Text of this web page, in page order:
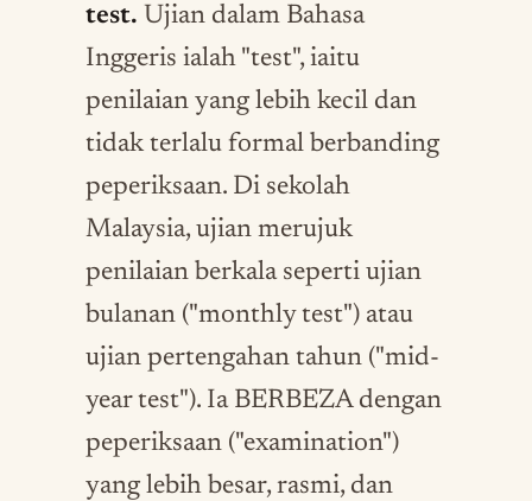
test. Ujian dalam Bahasa
Inggeris ialah "test", iaitu
penilaian yang lebih kecil dan
tidak terlalu formal berbanding
peperiksaan. Di sekolah
Malaysia, ujian merujuk
penilaian berkala seperti ujian
bulanan ("monthly test") atau
ujian pertengahan tahun ("mid-
year test"). Ia BERBEZA dengan
peperiksaan ("examination")
yang lebih besar, rasmi, dan